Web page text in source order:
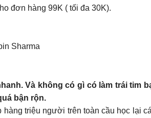
đơn hàng 99K ( tối đa 30K).
Sharma
Và không có gì có làm trái tim
bận rộn.
triệu người trên toàn cầu học lại